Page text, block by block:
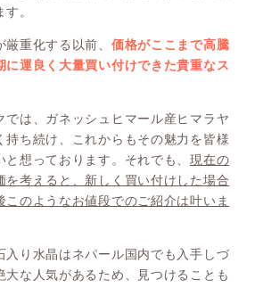
。
重化する以前、 価格がここまで高騰
に運良く大量買い付けできた貴重なス
では、ガネッシュヒマール産ヒマラヤ
持ち続け、これからもその魅力を皆様
と想っております。それでも、現在の
を考えると、新しく買い付けした場合
このようなお値段でのご紹介は叶いま
入り水晶はネパール国内でも入手しづ
大な人気があるため、見つけることも